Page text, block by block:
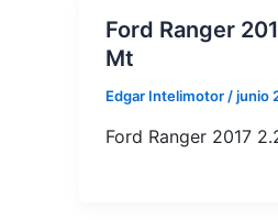
Ford Ranger
Mt
Edgar Intelimotor /junio
Ford Ranger 2017